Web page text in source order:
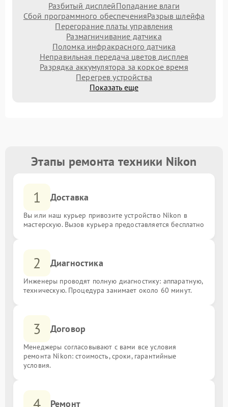
Разбитый дисплейПопадание влаги
Сбой программного обеспеченияРазрыв шлейфа
Перегорание платы управления
Размагничивание датчика
Поломка инфракрасного датчика
Неправильная передача цветов дисплея
Разрядка аккумулятора за коркое время
Перегрев устройства
Показать еще
Этапы ремонта техники Nikon
1 Доставка
Вы или наш курьер привозите устройство Nikon в
мастерскую. Вызов курьера предоставляется бесплатно
2 Диагностика
Инженеры проводят полную диагностику: аппаратную,
техническую. Процедура занимает около 60 минут.
3 Договор
Менеджеры согласовывают с вами все условия
ремонта Nikon: стоимость, сроки, гарантийные
условия.
Ремонт